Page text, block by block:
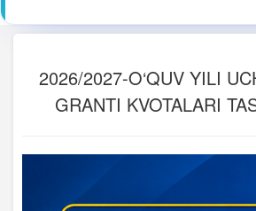
2026/2027-O‘QUV YILI
GRANTI KVOTALARI